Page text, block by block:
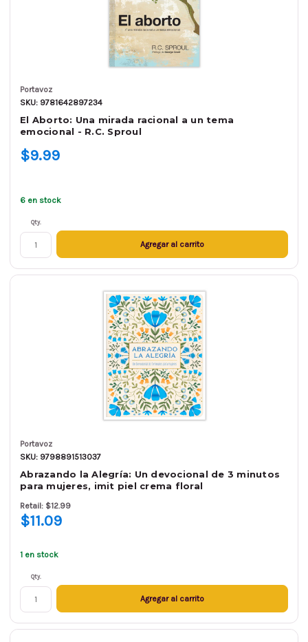
Portavoz
SKU: 9781642897234
El Aborto: Una mirada racional a un tema
emocional - R.C. Sproul
$9.99
6 en stock
Qty.
Agregar al carrito
Portavoz
SKU: 9798891513037
Abrazando la Alegría: Un devocional de 3 minutos
para mujeres, imit piel crema floral
Retail: $12.99
$11.09
1 en stock
Qty.
Agregar al carrito